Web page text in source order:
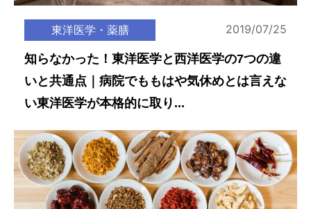
東洋医学・薬膳 2019/07/25
知らなかった！東洋医学と西洋医学の7つの違
いと共通点｜病院でももはや気休めとは言えな
い東洋医学が本格的に取り...